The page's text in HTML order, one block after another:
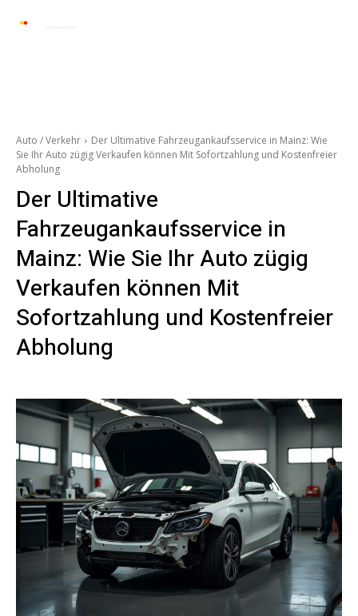
Auto / Verkehr
Der Ultimative Fahrzeugankaufsservice in Mainz: Wie
Sie Ihr Auto zügig Verkaufen können Mit Sofortzahlung und Kostenfreier
Abholung
Der Ultimative
Fahrzeugankaufsservice in
Mainz: Wie Sie Ihr Auto zügig
Verkaufen können Mit
Sofortzahlung und Kostenfreier
Abholung